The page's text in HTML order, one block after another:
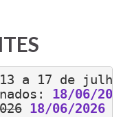
a 17 de julho
18/06/
18/06/2026